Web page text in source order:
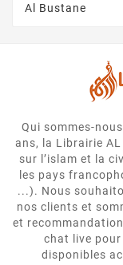
Al Bustane
Qui sommes-
ans, la Librairie
sur l’islam et la
les pays
...). Nous
nos clients et
et
chat live
disponibles